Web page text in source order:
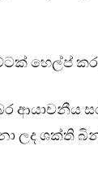
හෙල්ප්
ආයාචනීය
ලද ශක්ති